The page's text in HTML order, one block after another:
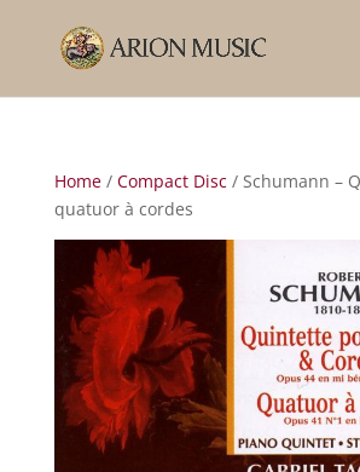
Home/ Compact Disc/ Schumann –
quatuor à cordes